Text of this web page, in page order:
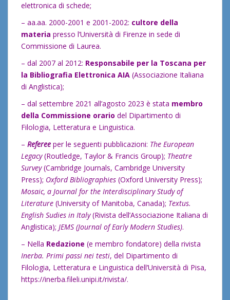
elettronica di schede;
– aa.aa. 2000-2001 e 2001-2002: cultore della
materia presso l’Università di Firenze in sede di
Commissione di Laurea.
– dal 2007 al 2012: Responsabile per la Toscana per
la Bibliografia Elettronica AIA (Associazione Italiana
di Anglistica);
– dal settembre 2021 all’agosto 2023 è stata membro
della Commissione orario del Dipartimento di
Filologia, Letteratura e Linguistica.
– Referee per le seguenti pubblicazioni: The European
Legacy(Routledge, Taylor & Francis Group); Theatre
Survey(Cambridge Journals, Cambridge University
Press); Oxford Bibliographies (Oxford University Press);
Mosaic, a Journal for the Interdisciplinary Study of
Literature (University of Manitoba, Canada); Textus.
English Sudies in Italy(Rivista dell’Associazione Italiana di
Anglistica); JEMS (Journal of Early Modern Studies).
– Nella Redazione (e membro fondatore) della rivista
Inerba. Primi passi nei testi, del Dipartimento di
Filologia, Letteratura e Linguistica dell’Università di Pisa,
https://inerba.fileli.unipi.it/rivista/.